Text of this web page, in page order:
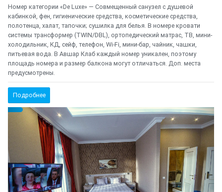
Номер категории «De Luxe» — Совмещенный санузел с душевой
кабинкой, фен, гигиенические средства, косметические средства,
полотенца, халат, тапочки; сушилка для белья. В номере кровати
системы трансформер (TWIN/DBL), ортопедический матрас, ТВ, мини-
холодильник, КД, сейф, телефон, Wi-Fi, мини-бар, чайник, чашки,
питьевая вода. В Авшар Клаб каждый номер уникален, поэтому
площадь номера и размер балкона могут отличаться. Доп. места
предусмотрены.
Подробнее
{clt_left} 7 Количество
Предыдущий